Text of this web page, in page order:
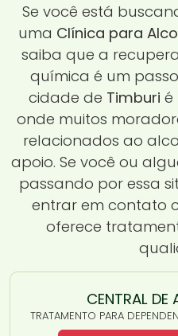
Se você está
uma Clínica para
saiba que a
química é um
cidade de Timburi é
onde muitos
relacionados ao
apoio. Se você ou
passando por essa
entrar em contato
oferece
CENTRAL DE
TRATAMENTO PARA